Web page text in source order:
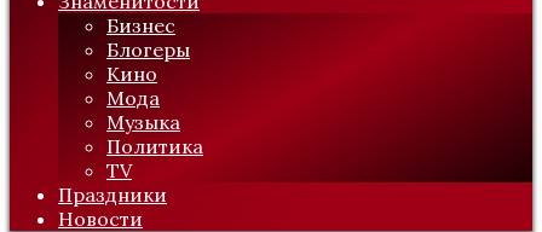
Бизнес
Блогеры
Кино
Мода
Музыка
Политика
TV
Праздники
Новости